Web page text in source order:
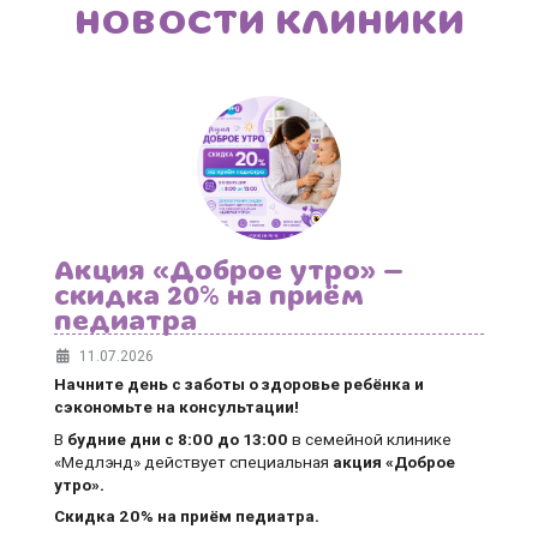
НОВОСТИ КЛИНИКИ
Акция «Доброе утро» —
скидка 20% на приём
педиатра
11.07.2026
Начните день с заботы о здоровье ребёнка и
сэкономьте на консультации!
В будние дни с 8:00 до 13:00 в семейной клинике
«Медлэнд» действует специальная акция «Доброе
утро».
Скидка 20% на приём педиатра.